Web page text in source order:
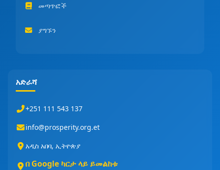
መጣጥፎች
ያግኙን
አድራሻ
+251 111 543 137
info@prosperity.org.et
አዲስ አበባ, ኢትዮጵያ
በ Google ካርታ ላይ ይመልከቱ